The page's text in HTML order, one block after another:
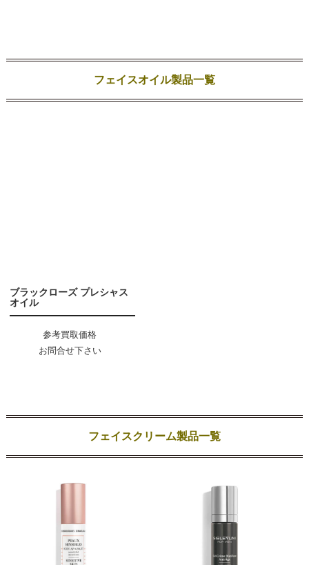
フェイスオイル製品一覧
ブラックローズ プレシャス
オイル
参考買取価格
お問合せ下さい
フェイスクリーム製品一覧